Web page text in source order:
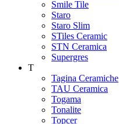
Smile Tile
Staro
Staro Slim
STiles Ceramic
STN Ceramica
Supergres
T
Tagina Ceramiche
TAU Ceramica
Togama
Tonalite
Topcer